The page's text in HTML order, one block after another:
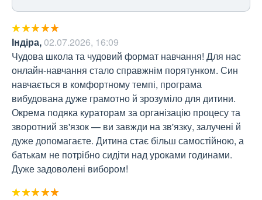
Індіра,02.07.2026, 16:09
Чудова школа та чудовий формат навчання! Для нас
онлайн-навчання стало справжнім порятунком. Син
навчається в комфортному темпі, програма
вибудована дуже грамотно й зрозуміло для дитини.
Окрема подяка кураторам за організацію процесу та
зворотний зв'язок — ви завжди на зв'язку, залучені й
дуже допомагаєте. Дитина стає більш самостійною, а
батькам не потрібно сидіти над уроками годинами.
Дуже задоволені вибором!